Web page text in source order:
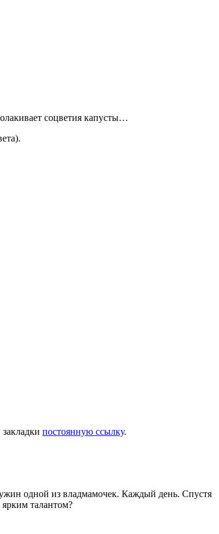
соцветия капусты…
закладки постоянную ссылку.
одной из владмамочек. Каждый день. Спустя
талантом?